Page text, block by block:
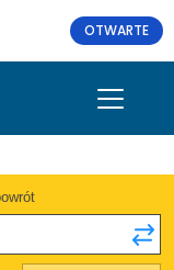
OTWARTE